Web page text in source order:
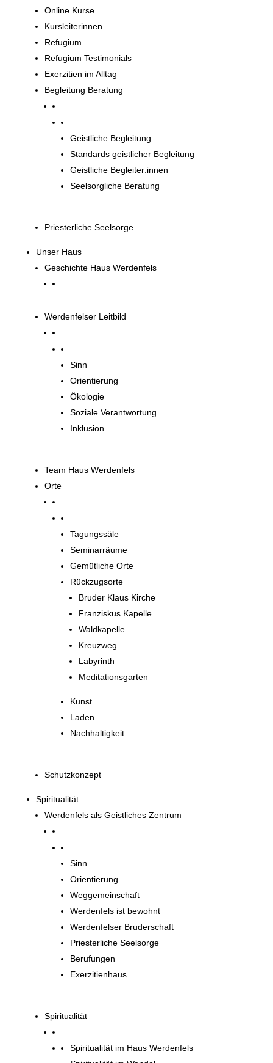
Online Kurse
Kursleiterinnen
Refugium
Refugium Testimonials
Exerzitien im Alltag
Begleitung Beratung
Geistliche Begleitung
Standards geistlicher Begleitung
Geistliche Begleiter:innen
Seelsorgliche Beratung
Priesterliche Seelsorge
Unser Haus
Geschichte Haus Werdenfels
Werdenfelser Leitbild
Sinn
Orientierung
Ökologie
Soziale Verantwortung
Inklusion
Team Haus Werdenfels
Orte
Tagungssäle
Seminarräume
Gemütliche Orte
Rückzugsorte
Bruder Klaus Kirche
Franziskus Kapelle
Waldkapelle
Kreuzweg
Labyrinth
Meditationsgarten
Kunst
Laden
Nachhaltigkeit
Schutzkonzept
Spiritualität
Werdenfels als Geistliches Zentrum
Sinn
Orientierung
Weggemeinschaft
Werdenfels ist bewohnt
Werdenfelser Bruderschaft
Priesterliche Seelsorge
Berufungen
Exerzitienhaus
Spiritualität
Spiritualität im Haus Werdenfels